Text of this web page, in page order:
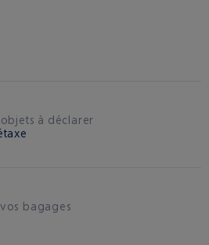
à déclarer
bagages